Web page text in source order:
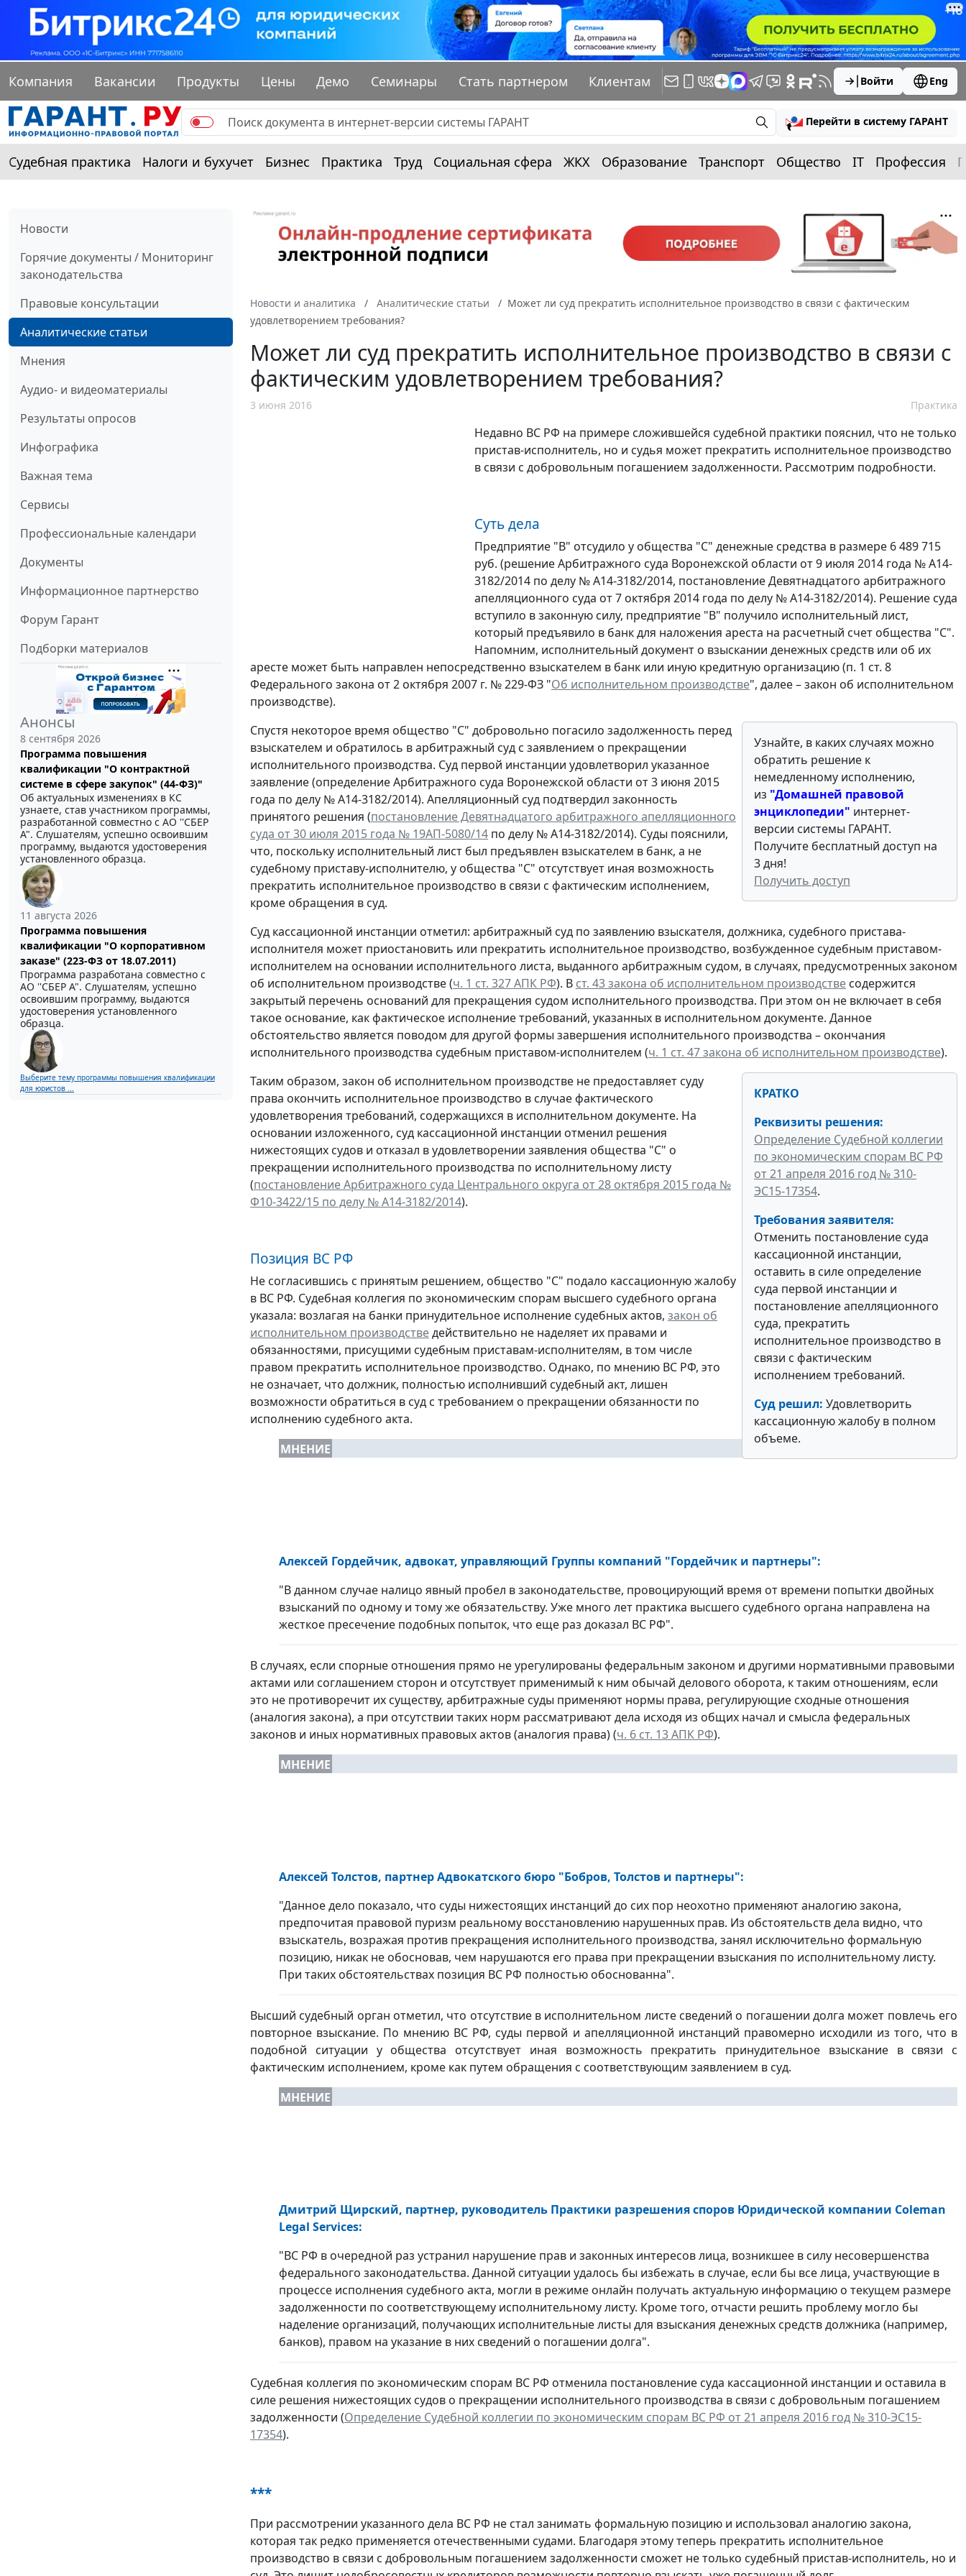
Компания Вакансии Продукты Цены Демо Семинары Стать партнером Клиентам Войти Eng
Перейти в систему ГАРАНТ
Судебная практика Налоги и бухучет Бизнес Практика Труд Социальная сфера ЖКХ Образование Транспорт Общество IT Профессия
Новости
Горячие документы / Мониторинг
законодательства
Правовые консультации
Аналитические статьи
Мнения
Аудио- и видеоматериалы
Результаты опросов
Инфографика
Важная тема
Сервисы
Профессиональные календари
Документы
Информационное партнерство
Форум Гарант
Подборки материалов
Анонсы
8 сентября 2026
Программа повышения
квалификации "О контрактной
системе в сфере закупок" (44-ФЗ)"
Об актуальных изменениях в КС
узнаете, став участником программы,
разработанной совместно с АО ''СБЕР
А". Слушателям, успешно освоившим
программу, выдаются удостоверения
установленного образца.
11 августа 2026
Программа повышения
квалификации "О корпоративном
заказе" (223-ФЗ от 18.07.2011)
Программа разработана совместно с
АО ''СБЕР А". Слушателям, успешно
освоившим программу, выдаются
удостоверения установленного
образца.
Выберите тему программы повышения квалификации
для юристов ...
Новости и аналитика Аналитические статьи
Может ли суд прекратить исполнительное производство в связи с фактическим
удовлетворением требования?
Может ли суд прекратить исполнительное производство в связи с
фактическим удовлетворением требования?
3 июня 2016 Практика
Недавно ВС РФ на примере сложившейся судебной практики пояснил, что не только
пристав-исполнитель, но и судья может прекратить исполнительное производство
в связи с добровольным погашением задолженности. Рассмотрим подробности.
Суть дела
Предприятие "В" отсудило у общества "С" денежные средства в размере 6 489 715
руб. (решение Арбитражного суда Воронежской области от 9 июля 2014 года № А14-
3182/2014 по делу № А14-3182/2014, постановление Девятнадцатого арбитражного
апелляционного суда от 7 октября 2014 года по делу № А14-3182/2014). Решение суда
вступило в законную силу, предприятие "В" получило исполнительный лист,
который предъявило в банк для наложения ареста на расчетный счет общества "С".
Напомним, исполнительный документ о взыскании денежных средств или об их
аресте может быть направлен непосредственно взыскателем в банк или иную кредитную организацию (п. 1 ст. 8
Федерального закона от 2 октября 2007 г. № 229-ФЗ "Об исполнительном производстве", далее – закон об исполнительном
производстве).
Узнайте, в каких случаях можно
обратить решение к
немедленному исполнению,
из "Домашней правовой
энциклопедии" интернет-
версии системы ГАРАНТ.
Получите бесплатный доступ на
3 дня!
Получить доступ
Спустя некоторое время общество "С" добровольно погасило задолженность перед
взыскателем и обратилось в арбитражный суд с заявлением о прекращении
исполнительного производства. Суд первой инстанции удовлетворил указанное
заявление (определение Арбитражного суда Воронежской области от 3 июня 2015
года по делу № А14-3182/2014). Апелляционный суд подтвердил законность
принятого решения (постановление Девятнадцатого арбитражного апелляционного
суда от 30 июля 2015 года № 19АП-5080/14 по делу № А14-3182/2014). Суды пояснили,
что, поскольку исполнительный лист был предъявлен взыскателем в банк, а не
судебному приставу-исполнителю, у общества "С" отсутствует иная возможность
прекратить исполнительное производство в связи с фактическим исполнением,
кроме обращения в суд.
Суд кассационной инстанции отметил: арбитражный суд по заявлению взыскателя, должника, судебного пристава-
исполнителя может приостановить или прекратить исполнительное производство, возбужденное судебным приставом-
исполнителем на основании исполнительного листа, выданного арбитражным судом, в случаях, предусмотренных законом
об исполнительном производстве (ч. 1 ст. 327 АПК РФ). В ст. 43 закона об исполнительном производстве содержится
закрытый перечень оснований для прекращения судом исполнительного производства. При этом он не включает в себя
такое основание, как фактическое исполнение требований, указанных в исполнительном документе. Данное
обстоятельство является поводом для другой формы завершения исполнительного производства – окончания
исполнительного производства судебным приставом-исполнителем (ч. 1 ст. 47 закона об исполнительном производстве).
КРАТКО
Реквизиты решения:
Определение Судебной коллегии
по экономическим спорам ВС РФ
от 21 апреля 2016 год № 310-
ЭС15-17354.
Требования заявителя:
Отменить постановление суда
кассационной инстанции,
оставить в силе определение
суда первой инстанции и
постановление апелляционного
суда, прекратить
исполнительное производство в
связи с фактическим
исполнением требований.
Суд решил: Удовлетворить
кассационную жалобу в полном
объеме.
Таким образом, закон об исполнительном производстве не предоставляет суду
права окончить исполнительное производство в случае фактического
удовлетворения требований, содержащихся в исполнительном документе. На
основании изложенного, суд кассационной инстанции отменил решения
нижестоящих судов и отказал в удовлетворении заявления общества "С" о
прекращении исполнительного производства по исполнительному листу
(постановление Арбитражного суда Центрального округа от 28 октября 2015 года №
Ф10-3422/15 по делу № А14-3182/2014).
Позиция ВС РФ
Не согласившись с принятым решением, общество "С" подало кассационную жалобу
в ВС РФ. Судебная коллегия по экономическим спорам высшего судебного органа
указала: возлагая на банки принудительное исполнение судебных актов, закон об
исполнительном производстведействительно не наделяет их правами и
обязанностями, присущими судебным приставам-исполнителям, в том числе
правом прекратить исполнительное производство. Однако, по мнению ВС РФ, это
не означает, что должник, полностью исполнивший судебный акт, лишен
возможности обратиться в суд с требованием о прекращении обязанности по
исполнению судебного акта.
МНЕНИЕ
Алексей Гордейчик, адвокат, управляющий Группы компаний "Гордейчик и партнеры":
"В данном случае налицо явный пробел в законодательстве, провоцирующий время от времени попытки двойных
взысканий по одному и тому же обязательству. Уже много лет практика высшего судебного органа направлена на
жесткое пресечение подобных попыток, что еще раз доказал ВС РФ".
В случаях, если спорные отношения прямо не урегулированы федеральным законом и другими нормативными правовыми
актами или соглашением сторон и отсутствует применимый к ним обычай делового оборота, к таким отношениям, если
это не противоречит их существу, арбитражные суды применяют нормы права, регулирующие сходные отношения
(аналогия закона), а при отсутствии таких норм рассматривают дела исходя из общих начал и смысла федеральных
законов и иных нормативных правовых актов (аналогия права) (ч. 6 ст. 13 АПК РФ).
МНЕНИЕ
Алексей Толстов, партнер Адвокатского бюро "Бобров, Толстов и партнеры":
"Данное дело показало, что суды нижестоящих инстанций до сих пор неохотно применяют аналогию закона,
предпочитая правовой пуризм реальному восстановлению нарушенных прав. Из обстоятельств дела видно, что
взыскатель, возражая против прекращения исполнительного производства, занял исключительно формальную
позицию, никак не обосновав, чем нарушаются его права при прекращении взыскания по исполнительному листу.
При таких обстоятельствах позиция ВС РФ полностью обоснованна".
Высший судебный орган отметил, что отсутствие в исполнительном листе сведений о погашении долга может повлечь его
повторное взыскание. По мнению ВС РФ, суды первой и апелляционной инстанций правомерно исходили из того, что в
подобной ситуации у общества отсутствует иная возможность прекратить принудительное взыскание в связи с
фактическим исполнением, кроме как путем обращения с соответствующим заявлением в суд.
МНЕНИЕ
Дмитрий Щирский, партнер, руководитель Практики разрешения споров Юридической компании Coleman
Legal Services:
"ВС РФ в очередной раз устранил нарушение прав и законных интересов лица, возникшее в силу несовершенства
федерального законодательства. Данной ситуации удалось бы избежать в случае, если бы все лица, участвующие в
процессе исполнения судебного акта, могли в режиме онлайн получать актуальную информацию о текущем размере
задолженности по соответствующему исполнительному листу. Кроме того, отчасти решить проблему могло бы
наделение организаций, получающих исполнительные листы для взыскания денежных средств должника (например,
банков), правом на указание в них сведений о погашении долга".
Судебная коллегия по экономическим спорам ВС РФ отменила постановление суда кассационной инстанции и оставила в
силе решения нижестоящих судов о прекращении исполнительного производства в связи с добровольным погашением
задолженности (Определение Судебной коллегии по экономическим спорам ВС РФ от 21 апреля 2016 год № 310-ЭС15-
17354).
***
При рассмотрении указанного дела ВС РФ не стал занимать формальную позицию и использовал аналогию закона,
которая так редко применяется отечественными судами. Благодаря этому теперь прекратить исполнительное
производство в связи с добровольным погашением задолженности сможет не только судебный пристав-исполнитель, но и